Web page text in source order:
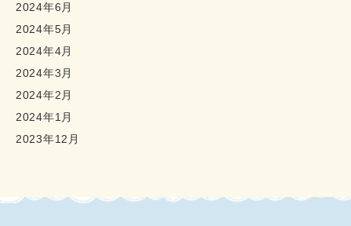
2024年6月
2024年5月
2024年4月
2024年3月
2024年2月
2024年1月
2023年12月